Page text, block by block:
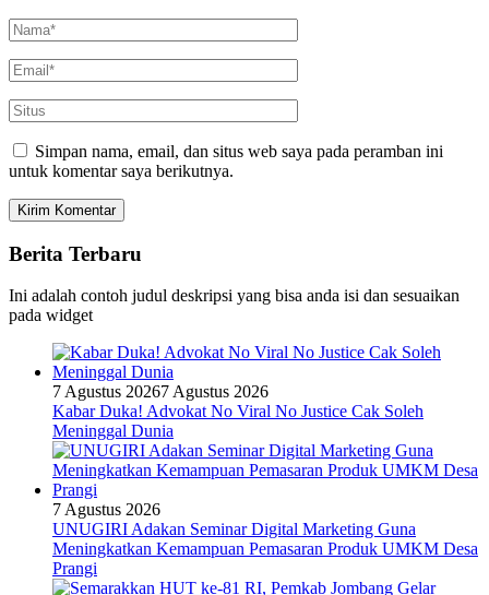
Simpan nama, email, dan situs web saya pada peramban ini
untuk komentar saya berikutnya.
Berita Terbaru
Ini adalah contoh judul deskripsi yang bisa anda isi dan sesuaikan
pada widget
7 Agustus 20267 Agustus 2026
Kabar Duka! Advokat No Viral No Justice Cak Soleh
Meninggal Dunia
7 Agustus 2026
UNUGIRI Adakan Seminar Digital Marketing Guna
Meningkatkan Kemampuan Pemasaran Produk UMKM Desa
Prangi